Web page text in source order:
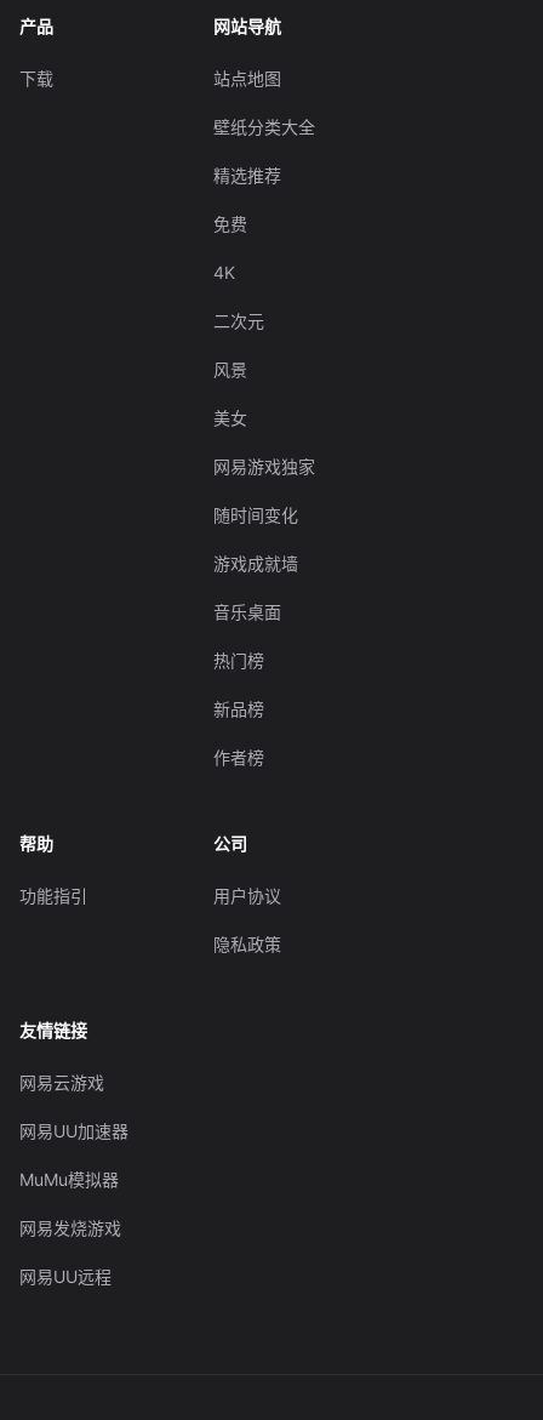
产品
下载
网站导航
站点地图
壁纸分类大全
精选推荐
免费
4K
二次元
风景
美女
网易游戏独家
随时间变化
游戏成就墙
音乐桌面
热门榜
新品榜
作者榜
帮助
功能指引
公司
用户协议
隐私政策
友情链接
网易云游戏
网易UU加速器
MuMu模拟器
网易发烧游戏
网易UU远程